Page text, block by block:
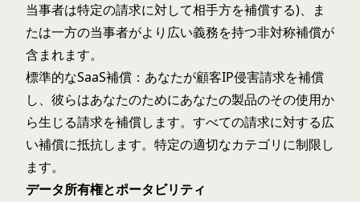
当事者は特定の請求に対して相手方を補償する)、ま
たは一方の当事者がより広い義務を持つ非対称補償が
含まれます。
標準的なSaaS補償：あなたが顧客IP侵害請求を補償
し、彼らはあなたのためにあなたの製品のその使用か
ら生じる請求を補償します。すべての請求に対する広
い補償に抵抗します。特定の適切なカテゴリに制限し
ます。
データ所有権とポータビリティ